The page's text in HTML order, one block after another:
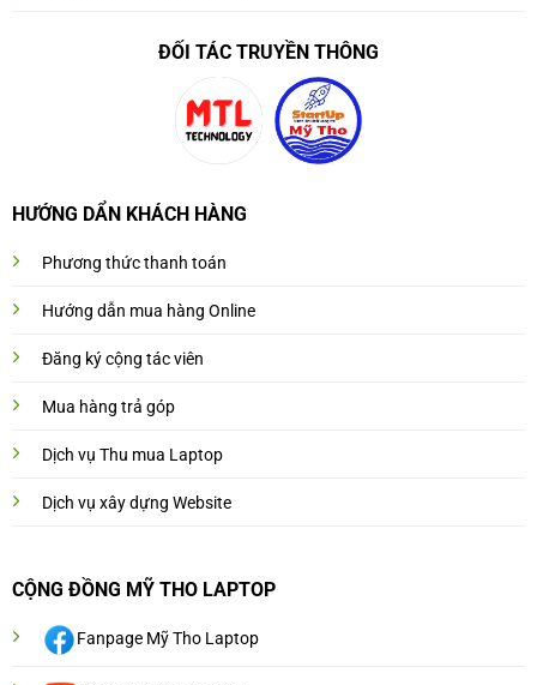
ĐỐI TÁC TRUYỀN THÔNG
HƯỚNG DẨN KHÁCH HÀNG
Phương thức thanh toán
Hướng dẫn mua hàng Online
Đăng ký cộng tác viên
Mua hàng trả góp
Dịch vụ Thu mua Laptop
Dịch vụ xây dựng Website
CỘNG ĐỒNG MỸ THO LAPTOP
Fanpage Mỹ Tho Laptop